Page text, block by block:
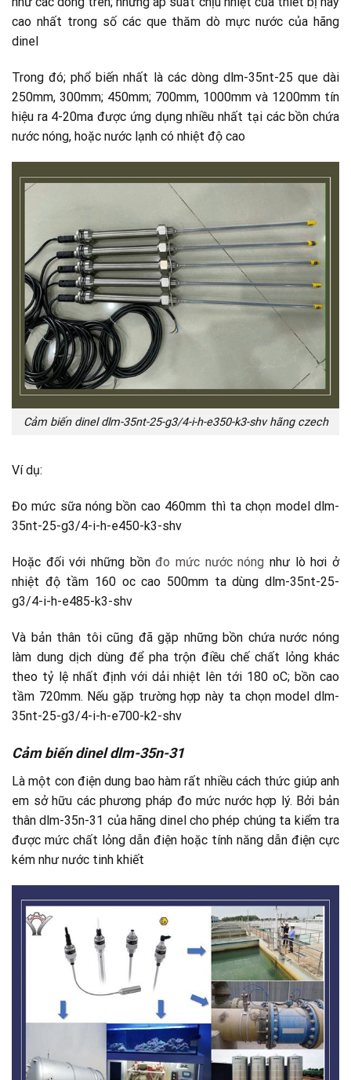
cao nhất trong số các que thăm dò mực nước của hãng
dinel
Trong đó; phổ biến nhất là các dòng dlm-35nt-25 que dài
250mm, 300mm; 450mm; 700mm, 1000mm và 1200mm tín
hiệu ra 4-20ma được ứng dụng nhiều nhất tại các bồn chứa
nước nóng, hoặc nước lạnh có nhiệt độ cao
Cảm biến dinel dlm-35nt-25-g3/4-i-h-e350-k3-shv hãng czech
Ví dụ:
Đo mức sữa nóng bồn cao 460mm thì ta chọn model dlm-
35nt-25-g3/4-i-h-e450-k3-shv
Hoặc đối với những bồnđo mức nước nóng như lò hơi ở
nhiệt độ tầm 160 oc cao 500mm ta dùng dlm-35nt-25-
g3/4-i-h-e485-k3-shv
Và bản thân tôi cũng đã gặp những bồn chứa nước nóng
làm dung dịch dùng để pha trộn điều chế chất lỏng khác
theo tỷ lệ nhất định với dải nhiệt lên tới 180 oC; bồn cao
tầm 720mm. Nếu gặp trường hợp này ta chọn model dlm-
35nt-25-g3/4-i-h-e700-k2-shv
Cảm biến dinel dlm-35n-31
Là một con điện dung bao hàm rất nhiều cách thức giúp anh
em sở hữu các phương pháp đo mức nước hợp lý. Bởi bản
thân dlm-35n-31 của hãng dinel cho phép chúng ta kiểm tra
được mức chất lỏng dẫn điện hoặc tính năng dẫn điện cực
kém như nước tinh khiết